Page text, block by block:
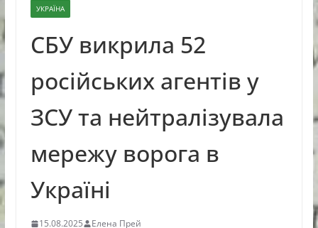
УКРАЇНА
СБУ викрила 52
російських агентів у
ЗСУ та нейтралізувала
мережу ворога в
Україні
15.08.2025 Елена Прей